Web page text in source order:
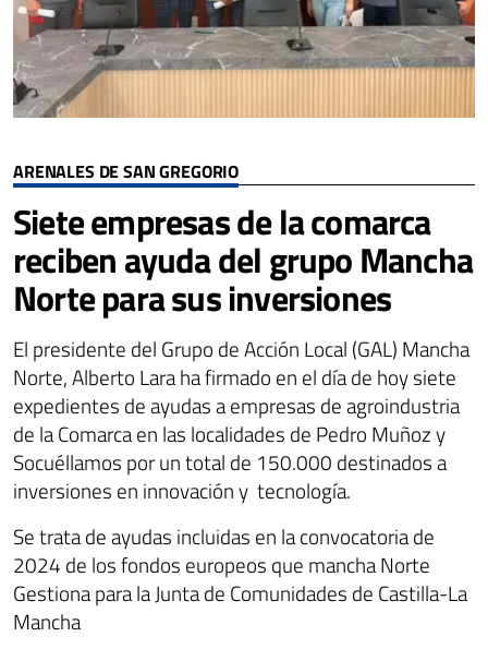
ARENALES DE SAN GREGORIO
Siete empresas de la comarca
reciben ayuda del grupo Mancha
Norte para sus inversiones
El presidente del Grupo de Acción Local (GAL) Mancha
Norte, Alberto Lara ha firmado en el día de hoy siete
expedientes de ayudas a empresas de agroindustria
de la Comarca en las localidades de Pedro Muñoz y
Socuéllamos por un total de 150.000 destinados a
inversiones en innovación y tecnología.
Se trata de ayudas incluidas en la convocatoria de
2024 de los fondos europeos que mancha Norte
Gestiona para la Junta de Comunidades de Castilla-La
Mancha